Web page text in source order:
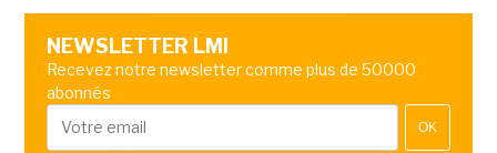
NEWSLETTER LMI
Recevez notre newsletter comme plus de 50000
abonnés
OK